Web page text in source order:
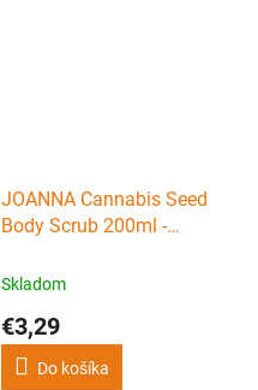
JOANNA Cannabis Seed
Body Scrub 200ml -
výťažkom konopí
Skladom
€3,29
Do košíka